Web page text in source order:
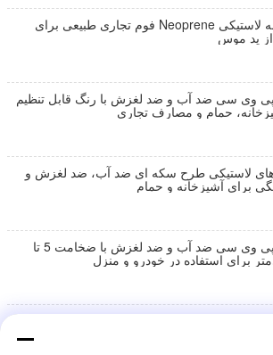
رول ورقه لاستیکی Neoprene فوم تجاری طبیعی برای
از پد موس
وی سی ضد آب و ضد لغزش با رنگ قابل تنظیم
حمام و مصارف تجاری
لاستیکی طرح سکه ای ضد آب، ضد لغزش و
برای آشپزخانه و حمام
کفپوش پی وی سی ضد آب و ضد لغزش با ضخامت 5 تا